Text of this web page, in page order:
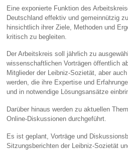
Eine exponierte Funktion des
Deutschland effektiv und gemeinnützig
hinsichtlich ihrer Ziele, Methoden und
kritisch zu begleiten.
Der Arbeitskreis soll jährlich zu
wissenschaftlichen Vorträgen öffentlich
Mitglieder der Leibniz-Sozietät, aber
werden, die ihre Expertise und
und in notwendige Lösungsansätze
Darüber hinaus werden zu aktuellen
Online-Diskussionen durchgeführt.
Es ist geplant, Vorträge und
Sitzungsberichten der Leibniz-Sozietät